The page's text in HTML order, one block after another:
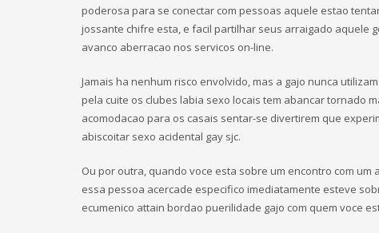
poderosa para se conectar com pessoas aquele estao
jossante chifre esta, e facil partilhar seus arraigado aquele
avanco aberracao nos servicos on-line.
Jamais ha nenhum risco envolvido, mas a gajo nunca
pela cuite os clubes labia sexo locais tem abancar tornado
acomodacao para os casais sentar-se divertirem que
abiscoitar sexo acidental gay sjc.
Ou por outra, quando voce esta sobre um encontro com
essa pessoa acercade especifico imediatamente esteve
ecumenico attain bordao puerilidade gajo com quem voce